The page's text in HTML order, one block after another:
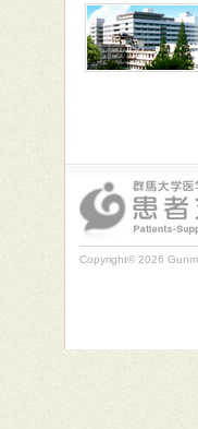
Copyright© 2026